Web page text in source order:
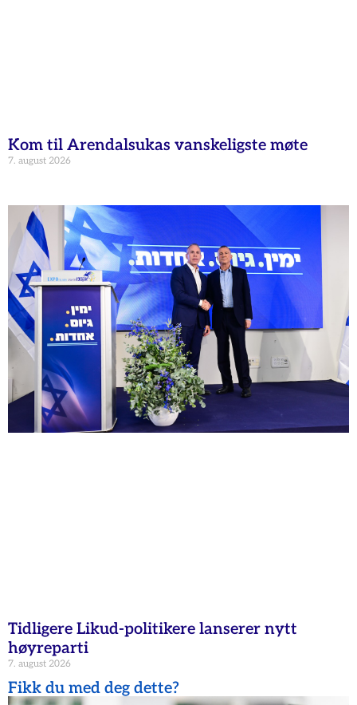
Kom til Arendalsukas vanskeligste møte
7. august 2026
Tidligere Likud-politikere lanserer nytt
høyreparti
7. august 2026
Fikk du med deg dette?